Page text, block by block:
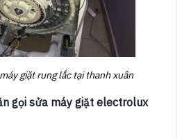
giặt rung lắc tại thanh xuân
gọi sửa máy giặt electrolux